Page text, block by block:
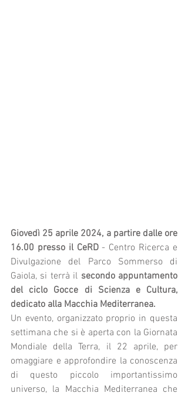
Giovedì 25 aprile 2024, a partire dalle ore
16.00 presso il CeRD - Centro Ricerca e
Divulgazione del Parco Sommerso di
Gaiola, si terrà il secondo appuntamento
del ciclo Gocce di Scienza e Cultura,
dedicato alla Macchia Mediterranea.
Un evento, organizzato proprio in questa
settimana che si è aperta con la Giornata
Mondiale della Terra, il 22 aprile, per
omaggiare e approfondire la conoscenza
di questo piccolo importantissimo
universo, la Macchia Mediterranea che